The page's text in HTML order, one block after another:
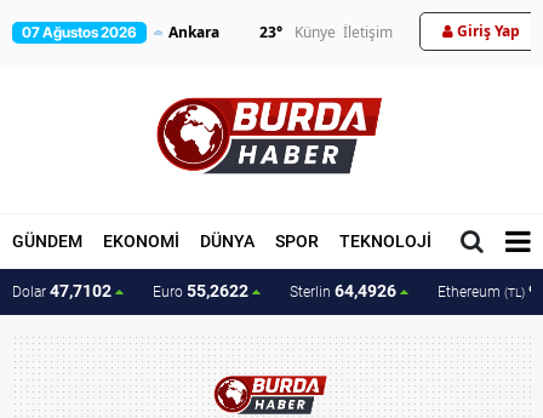
07 Ağustos 2026 23° Künye İletişim Giriş Yap
GÜNDEM EKONOMİ DÜNYA SPOR TEKNOLOJİ MAGAZİN
Dolar 47,7102 Euro 55,2622 Sterlin 64,4926 Ethereum (TL)